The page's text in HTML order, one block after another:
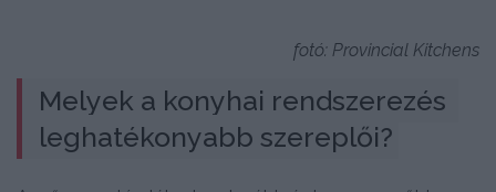
fotó: Provincial Kitchens
Melyek a konyhai rendszerezés
leghatékonyabb szereplői?